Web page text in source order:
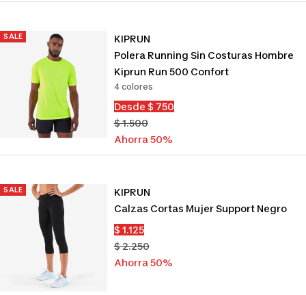
SALE
KIPRUN
Polera Running Sin Costuras Hombre
Kiprun Run 500 Confort
4 colores
Precio
de
venta
Desde $ 750
Precio
normal
$ 1.500
Ahorra 50%
SALE
KIPRUN
Calzas Cortas Mujer Support Negro
Precio
de
venta
$ 1.125
Precio
normal
$ 2.250
Ahorra 50%